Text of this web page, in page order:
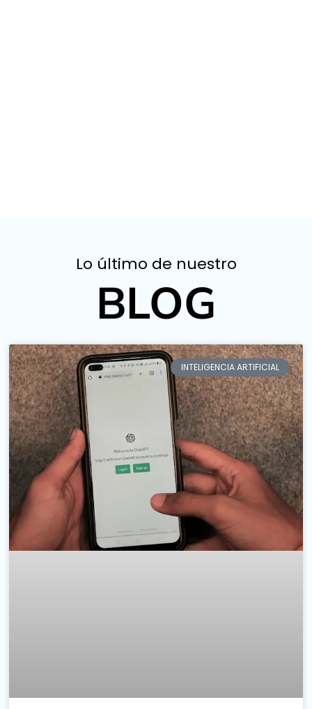
Lo último de nuestro
BLOG
INTELIGENCIA ARTIFICIAL